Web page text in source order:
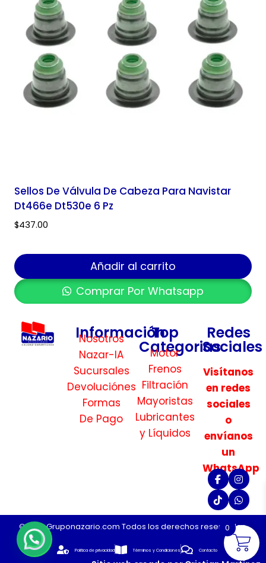
Sellos De Válvula De Cabeza Para Navistar
Dt466e Dt530e 6 Pz
$437.00
Añadir al carrito
Comprar Por Whatsapp
Información
Nosotros
Nazar-IA
Sucursales
Devoluciónes
Formas
De Pago
Top
Categorias
Motor
Frenos
Filtración
Mayoristas
Lubricantes
y Líquidos
Redes
Sociales
Visítanos
en redes
sociales
o
envíanos
un
WhatsApp
©2026 Gruponazario.com Todos los derechos reservados.
Politica de privacidad Términos y Condiciones Contacto
0